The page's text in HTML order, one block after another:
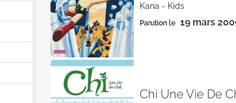
Kana - Kids
Parution le 19 mars
Chi Une Vie De